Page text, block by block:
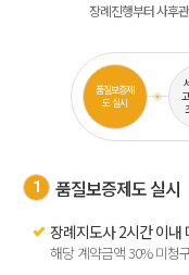
장례진행부터 사후
품질보증제
도 실시
1 품질보증제도 실시
장례지도사 2시간 이내
해당 계약금액 30% 미청